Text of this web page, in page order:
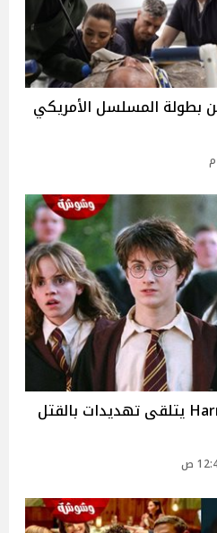
بطولة المسلسل الأمريكي
بطل مسلسل Harry Potter يتلقى تهديدات بالقتل